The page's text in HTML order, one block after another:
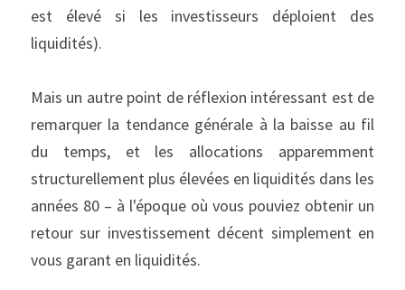
est élevé si les investisseurs déploient des
liquidités).
Mais un autre point de réflexion intéressant est de
remarquer la tendance générale à la baisse au fil
du temps, et les allocations apparemment
structurellement plus élevées en liquidités dans les
années 80 – à l'époque où vous pouviez obtenir un
retour sur investissement décent simplement en
vous garant en liquidités.